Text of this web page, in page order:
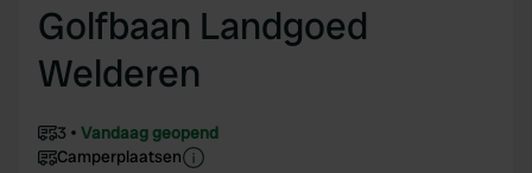
Golfbaan Landgoed
Welderen
3
Vandaag geopend
Camperplaatsen